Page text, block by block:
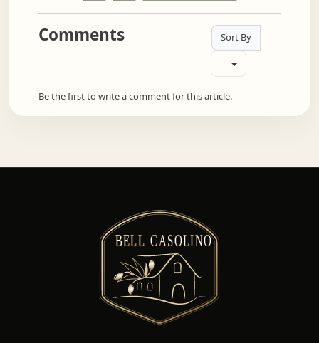
Comments Sort By
Be the first to write a comment for this article.